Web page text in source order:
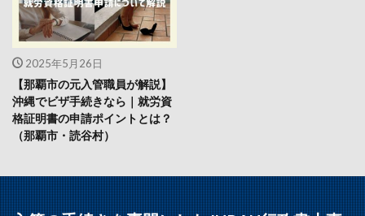
2025年5月26日
【那覇市の元入管職員が解説】
沖縄でビザ手続きなら｜就労資
格証明書の申請ポイントとは？
（那覇市・読谷村）